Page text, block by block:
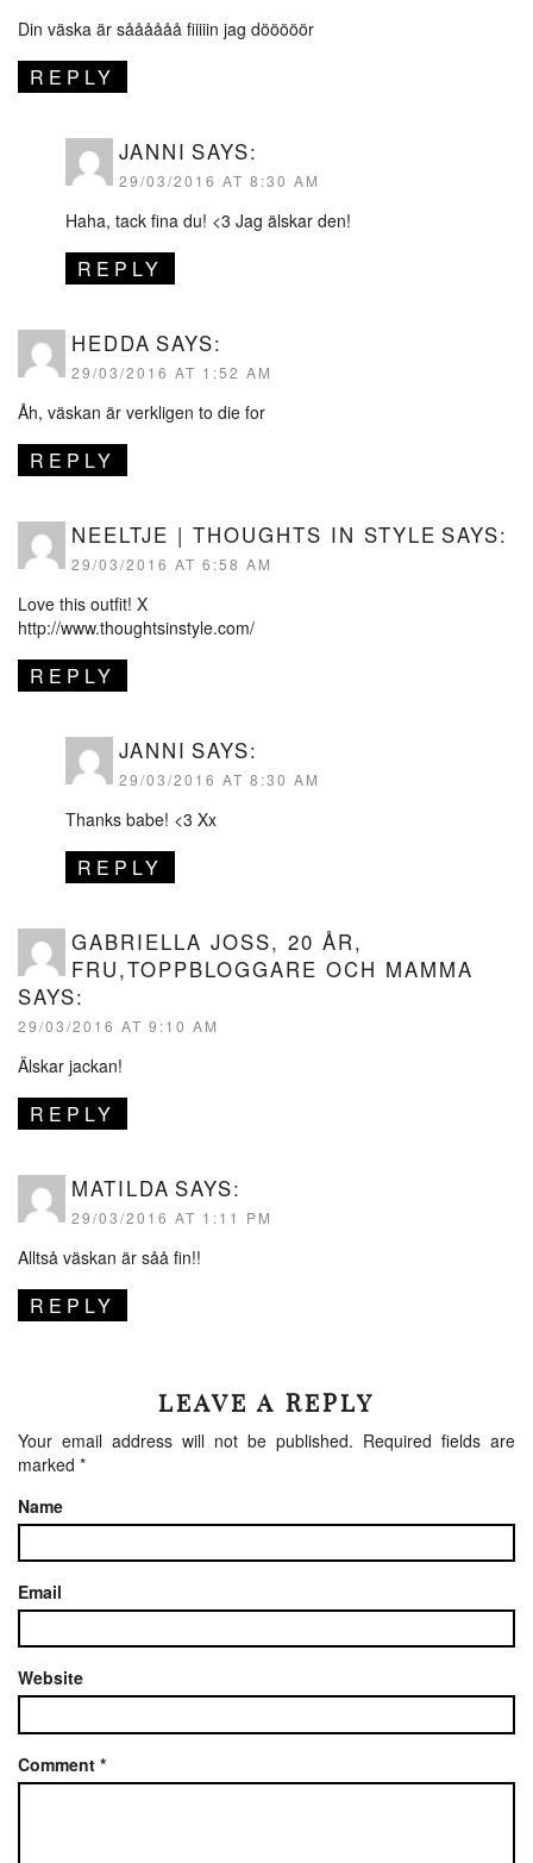
Din väska är såååååå fiiiiin jag dööööör
REPLY
JANNI SAYS:
29/03/2016 AT 8:30 AM
Haha, tack fina du! <3 Jag älskar den!
REPLY
HEDDA SAYS:
29/03/2016 AT 1:52 AM
Åh, väskan är verkligen to die for
REPLY
NEELTJE | THOUGHTS IN STYLE SAYS:
29/03/2016 AT 6:58 AM
Love this outfit! X
http://www.thoughtsinstyle.com/
REPLY
JANNI SAYS:
29/03/2016 AT 8:30 AM
Thanks babe! <3 Xx
REPLY
GABRIELLA JOSS, 20 ÅR,
FRU,TOPPBLOGGARE OCH MAMMA
SAYS:
29/03/2016 AT 9:10 AM
Älskar jackan!
REPLY
MATILDA SAYS:
29/03/2016 AT 1:11 PM
Alltså väskan är såå fin!!
REPLY
LEAVE A REPLY
Your email address will not be published. Required fields are
marked *
Name
Email
Website
Comment *